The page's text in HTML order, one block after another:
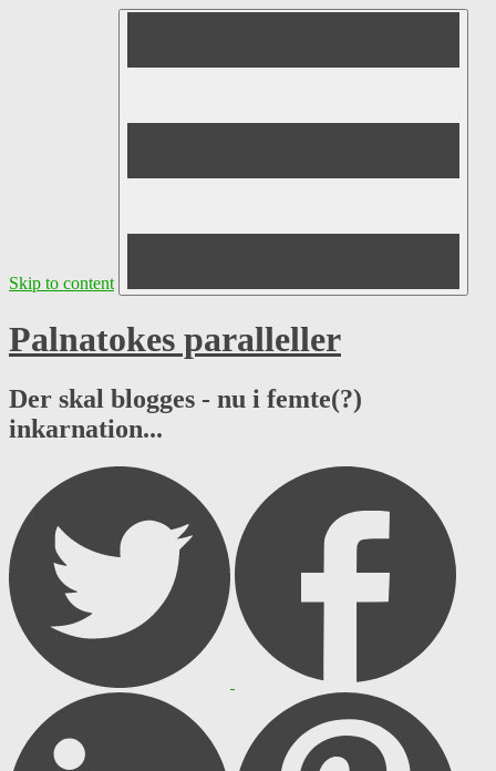
Skip to content
Palnatokes paralleller
Der skal blogges - nu i femte(?)
inkarnation...